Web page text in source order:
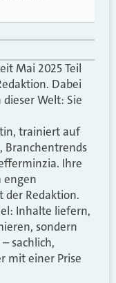
Mai 2025 Teil
Dabei
Welt: Sie
trainiert auf
Branchentrends
Ihre
engen
der Redaktion.
Inhalte liefern,
sondern
sachlich,
mit einer Prise